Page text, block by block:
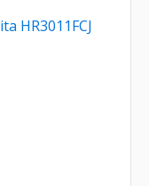
HR3011FCJ